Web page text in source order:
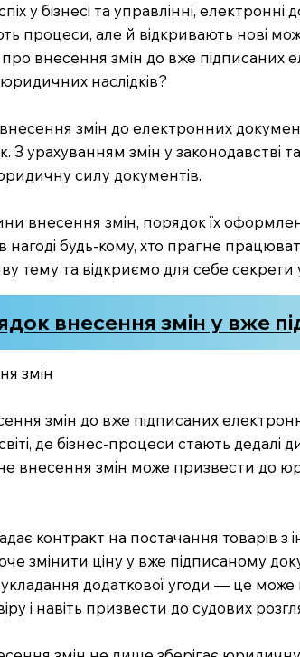
у бізнесі та управлінні,
але й відкривають нові
внесення змін до вже підписаних
наслідків?
змін до електронних
урахуванням змін у законодавстві
силу документів.
внесення змін, порядок їх
будь-кому, хто прагне
тему та відкриємо для себе
внесення змін у вже
змін
змін до вже підписаних
де бізнес-процеси стають
внесення змін може призвести до
контракт на постачання товарів
змінити ціну у вже підписаному
додаткової угоди — це може
і навіть призвести до судових